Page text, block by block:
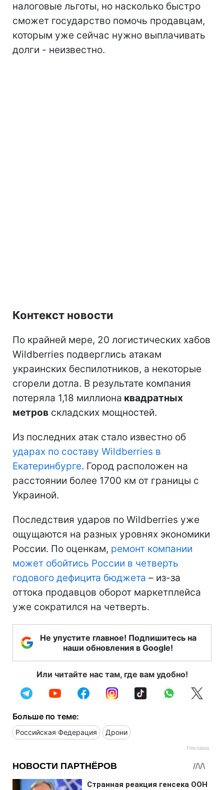
налоговые льготы, но насколько быстро
сможет государство помочь продавцам,
которым уже сейчас нужно выплачивать
долги - неизвестно.
Контекст новости
По крайней мере, 20 логистических хабов
Wildberries подверглись атакам
украинских беспилотников, а некоторые
сгорели дотла. В результате компания
потеряла 1,18 миллиона квадратных
метров складских мощностей.
Из последних атак стало известно об
ударах по составу Wildberries в
Екатеринбурге. Город расположен на
расстоянии более 1700 км от границы с
Украиной.
Последствия ударов по Wildberries уже
ощущаются на разных уровнях экономики
России. По оценкам, ремонт компании
может обойтись России в четверть
годового дефицита бюджета – из-за
оттока продавцов оборот маркетплейса
уже сократился на четверть.
Не упустите главное! Подпишитесь на
наши обновления в Google!
Или читайте нас там, где вам удобно!
Больше по теме:
Российская Федерация Дрони